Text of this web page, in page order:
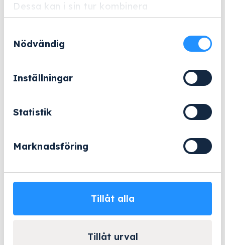
Dessa kan i sin tur kombinera
informationen med annan information som
samlat in när du har använt deras tjänster.
Nödvändig
Inställningar
Statistik
Marknadsföring
Tillåt alla
Tillåt urval
Tillbehör för optimal placering av 10-12
munsköljningsglas.
1 642 kr Lägg till
BESTÄLLNINGSVARA
Art.nr: 3346680